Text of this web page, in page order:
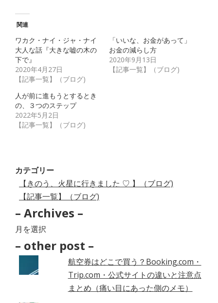
関連
ワカク・ナイ・ジャ・ナイ
大人な話『大きな嘘の木の
下で』
2020年4月27日
【記事一覧】（ブログ)
「いいな、お金があって」
お金の減らし方
2020年9月13日
【記事一覧】（ブログ)
人が前に進もうとするとき
の、３つのステップ
2022年5月2日
【記事一覧】（ブログ)
カテゴリー
【きのう、火星に行きました ♡ 】（ブログ)
【記事一覧】（ブログ)
– Archives –
–
Archives
– other post –
航空券はどこで買う？Booking.com・
Trip.com・公式サイトの違いと注意点
まとめ（痛い目にあった側のメモ）